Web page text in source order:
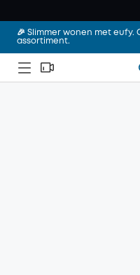
🎉 Slimmer wonen met
assortiment.